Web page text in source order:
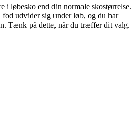
i løbesko end din normale skostørrelse.
udvider sig under løb, og du har
Tænk på dette, når du træffer dit valg.